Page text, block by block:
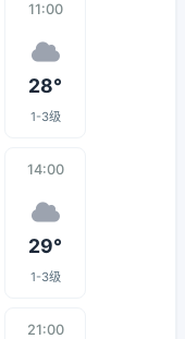
11:00
28°
1-3级
14:00
29°
1-3级
21:00